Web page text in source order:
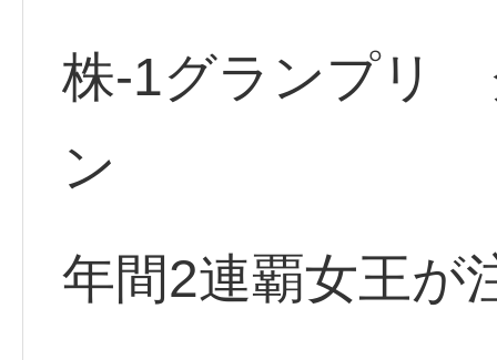
株-1グランプリ
ン
年間2連覇女王が